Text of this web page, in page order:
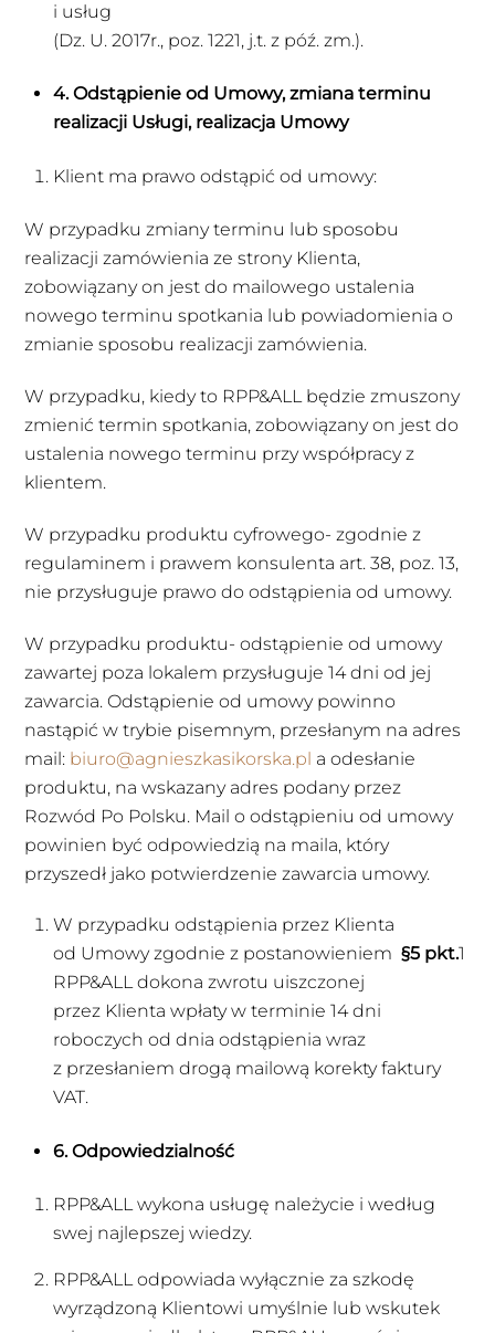
i usług
(Dz. U. 2017r., poz. 1221, j.t. z póź. zm.).
4. Odstąpienie od Umowy, zmiana terminu
realizacji Usługi, realizacja Umowy
Klient ma prawo odstąpić od umowy:
W przypadku zmiany terminu lub sposobu
realizacji zamówienia ze strony Klienta,
zobowiązany on jest do mailowego ustalenia
nowego terminu spotkania lub powiadomienia o
zmianie sposobu realizacji zamówienia.
W przypadku, kiedy to RPP&ALL będzie zmuszony
zmienić termin spotkania, zobowiązany on jest do
ustalenia nowego terminu przy współpracy z
klientem.
W przypadku produktu cyfrowego- zgodnie z
regulaminem i prawem konsulenta art. 38, poz. 13,
nie przysługuje prawo do odstąpienia od umowy.
W przypadku produktu- odstąpienie od umowy
zawartej poza lokalem przysługuje 14 dni od jej
zawarcia. Odstąpienie od umowy powinno
nastąpić w trybie pisemnym, przesłanym na adres
mail: biuro@agnieszkasikorska.pl a odesłanie
produktu, na wskazany adres podany przez
Rozwód Po Polsku. Mail o odstąpieniu od umowy
powinien być odpowiedzią na maila, który
przyszedł jako potwierdzenie zawarcia umowy.
W przypadku odstąpienia przez Klienta
od Umowy zgodnie z postanowieniem §5 pkt.1
RPP&ALL dokona zwrotu uiszczonej
przez Klienta wpłaty w terminie 14 dni
roboczych od dnia odstąpienia wraz
z przesłaniem drogą mailową korekty faktury
VAT.
6. Odpowiedzialność
RPP&ALL wykona usługę należycie i według
swej najlepszej wiedzy.
RPP&ALL odpowiada wyłącznie za szkodę
wyrządzoną Klientowi umyślnie lub wskutek